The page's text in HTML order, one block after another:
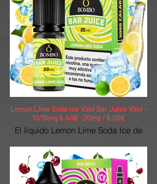
Lemon Lime Soda Ice 10ml Bar Juice 10ml -
10/15mg 5,40€ -20mg / 6,00€
El líquido Lemon Lime Soda Ice de
a un intenso refresco de lima-limón,
que conquista por su toque ice.